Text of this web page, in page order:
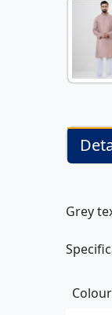
Grey
Colour